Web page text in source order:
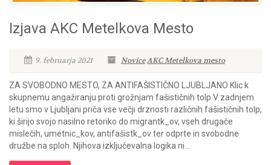
Izjava AKC Metelkova Mesto
9. februarja 2021 NoviceAKC Metelkova mesto
ZA SVOBODNO MESTO, ZA ANTIFAŠISTIČNO LJUBLJANO Klic k
skupnemu angažiranju proti grožnjam fašističnih tolp V zadnjem
letu smo v Ljubljani priča vse večji drznosti različnih fašističnih tolp,
ki širijo svojo nasilno retoriko do migrantk_ov, vseh drugače
mislečih, umetnic_kov, antifašistk_ov ter odprte in svobodne
družbe na sploh. Njihova izključevalna logika ni...